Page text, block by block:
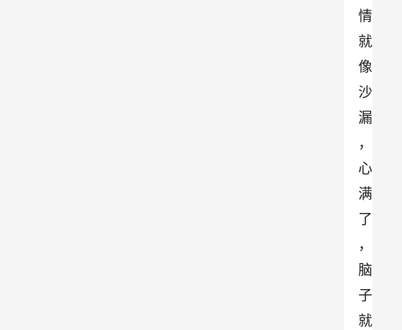
情
就
像
沙
漏
，
心
满
了
，
脑
子
就